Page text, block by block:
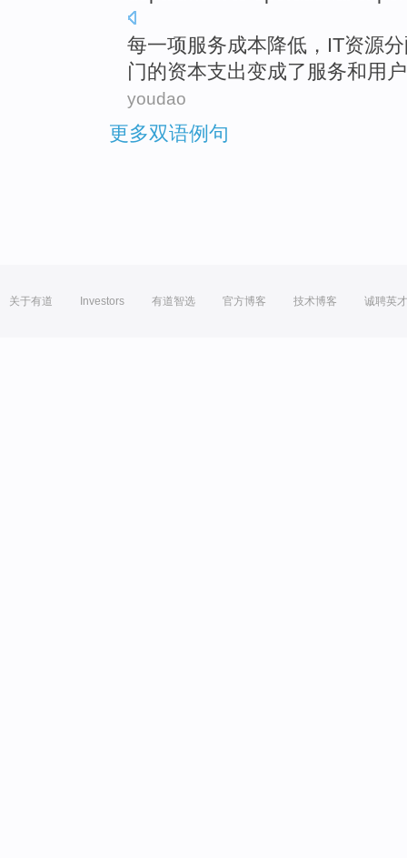
每一项服务成本降低 ， IT资源
门的资本支出变成了 服务和用户
youdao
更多双语例句
关于有道 Investors 有道智选 官方博客 技术博客 诚聘英才